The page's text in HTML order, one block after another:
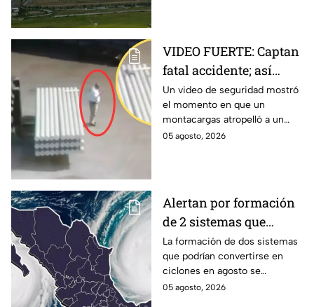
VIDEO FUERTE: Captan
fatal accidente; así
montacargas atropelló
a trabajador distraído
en su celular
Un video de seguridad mostró
el momento en que un
montacargas atropelló a un
trabajador dentro de una planta
05 agosto, 2026
Alertan por formación
de 2 sistemas que
podrían convertirse en
ciclones en agosto:
¿Qué riesgo
representan?
La formación de dos sistemas
que podrían convertirse en
ciclones en agosto se
mantienen bajo vigilancia en el
05 agosto, 2026